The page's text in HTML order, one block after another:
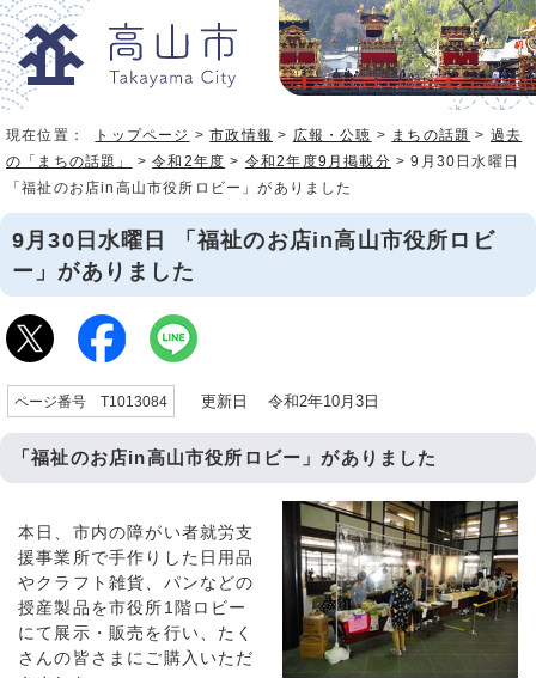
現在位置： トップページ >市政情報 > 広報・公聴 > まちの話題 > 過去
の「まちの話題」
>令和2年度 > 令和2年度9月掲載分 > 9月30日水曜日
「福祉のお店in高山市役所ロビー」がありました
9月30日水曜日 「福祉のお店in高山市役所ロビ
ー」がありました
ページ番号 T1013084 更新日 令和2年10月3日
「福祉のお店in高山市役所ロビー」がありました
本日、市内の障がい者就労支
援事業所で手作りした日用品
やクラフト雑貨、パンなどの
授産製品を市役所1階ロビー
にて展示・販売を行い、たく
さんの皆さまにご購入いただ